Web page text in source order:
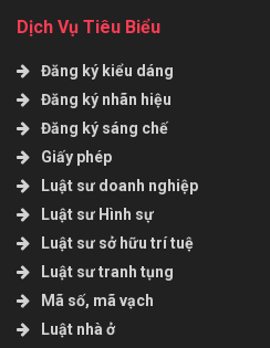
Dịch Vụ Tiêu Biểu
Đăng ký kiểu dáng
Đăng ký nhãn hiệu
Đăng ký sáng chế
Giấy phép
Luật sư doanh nghiệp
Luật sư Hình sự
Luật sư sở hữu trí tuệ
Luật sư tranh tụng
Mã số, mã vạch
Luật nhà ở